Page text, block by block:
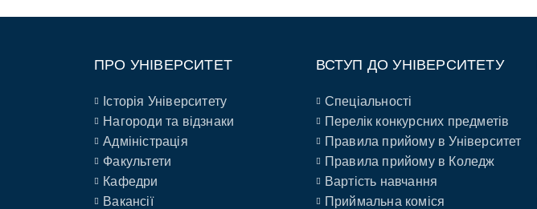
ПРО УНІВЕРСИТЕТ
Історія Університету
Нагороди та відзнаки
Адміністрація
Факультети
Кафедри
Вакансії
ВСТУП ДО УНІВЕРСИТЕТУ
Спеціальності
Перелік конкурсних предметів
Правила прийому в Університет
Правила прийому в Коледж
Вартість навчання
Приймальна коміся